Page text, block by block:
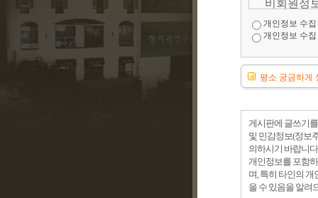
비회원정
삭제하는
다만, 수
를 보유할
4. 동의를
귀하는 홈
그러나
개인정보 수
개인정보 수
평소 궁금하게
게시판에 글쓰기
및 민감정보(정보
의하시기 바랍니
개인정보를 포함
며, 특히 타인의
을 수 있음을 알려